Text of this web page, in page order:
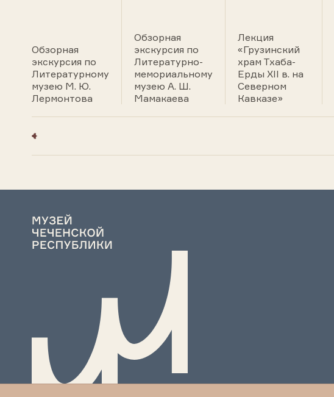
Обзорная
экскурсия по
Литературному
музею М. Ю.
Лермонтова
Обзорная
экскурсия по
Литературно-
мемориальному
музею А. Ш.
Мамакаева
Лекция
«Грузинский
храм Тхаба-
Ерды XII в. на
Северном
Кавказе»